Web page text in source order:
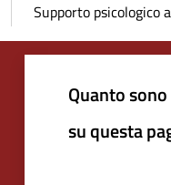
Supporto psicologico
Quanto
su questa